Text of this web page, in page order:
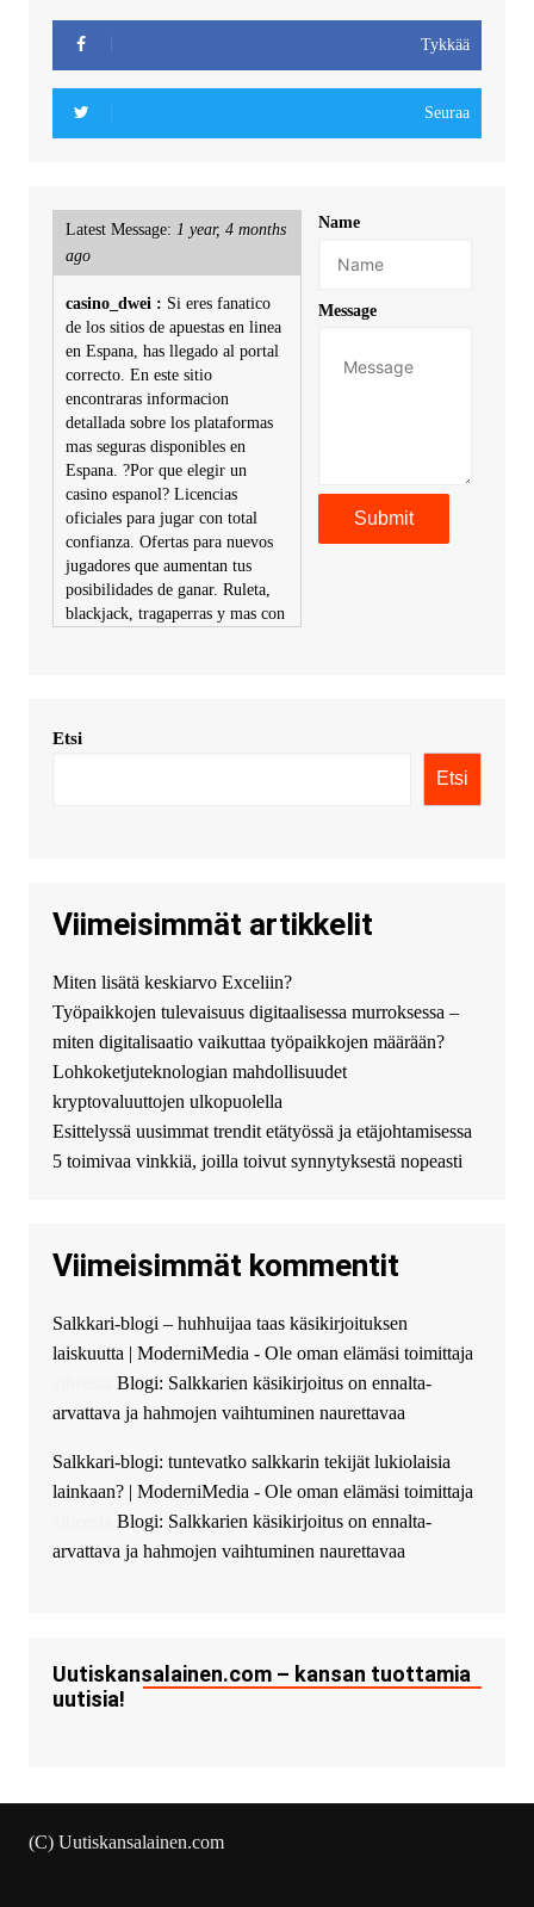
Tykkää
Seuraa
Latest Message: 1 year, 4 months
ago
casino_dwei : Si eres fanatico
de los sitios de apuestas en linea
en Espana, has llegado al portal
correcto. En este sitio
encontraras informacion
detallada sobre los plataformas
mas seguras disponibles en
Espana. ?Por que elegir un
casino espanol? Licencias
oficiales para jugar con total
confianza. Ofertas para nuevos
jugadores que aumentan tus
posibilidades de ganar. Ruleta,
blackjack, tragaperras y mas con
KimonicRisse :
купить хавал джулиан -
http://jolion-ufa1.ru/
Появился вопрос про срочно
взять деньги? Предлагаем
безопасный источник
финансовой помощи. Вы
можете получить
финансирование в долг без
избыточных вопросов и
документов? Тогда обратитесь
guest_4889 :Cmon Suomi 👏
The Admin: High five! You’ve
successfully installed Simple
Ajax Chat.
Name
Message
Etsi
Etsi
Viimeisimmät artikkelit
Miten lisätä keskiarvo Exceliin?
Työpaikkojen tulevaisuus digitaalisessa murroksessa –
miten digitalisaatio vaikuttaa työpaikkojen määrään?
Lohkoketjuteknologian mahdollisuudet
kryptovaluuttojen ulkopuolella
Esittelyssä uusimmat trendit etätyössä ja etäjohtamisessa
5 toimivaa vinkkiä, joilla toivut synnytyksestä nopeasti
Viimeisimmät kommentit
Salkkari-blogi – huhhuijaa taas käsikirjoituksen
laiskuutta | ModerniMedia - Ole oman elämäsi toimittaja
Blogi: Salkkarien käsikirjoitus on ennalta-
arvattava ja hahmojen vaihtuminen naurettavaa
Salkkari-blogi: tuntevatko salkkarin tekijät lukiolaisia
lainkaan? | ModerniMedia - Ole oman elämäsi toimittaja
Blogi: Salkkarien käsikirjoitus on ennalta-
arvattava ja hahmojen vaihtuminen naurettavaa
Uutiskansalainen.com – kansan tuottamia
uutisia!
(C) Uutiskansalainen.com